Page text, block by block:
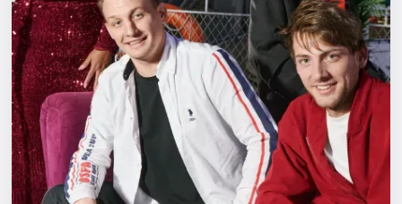
Города
Площадки
Артисты
Рейтинги